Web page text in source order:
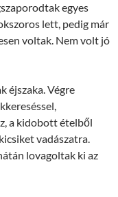
egyes
lett, pedig már
voltak. Nem volt jó
éjszaka. Végre
a kidobott ételből
vadászatra.
lovagoltak ki az